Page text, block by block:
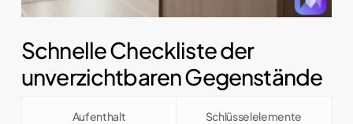
Schnelle Checkliste der
unverzichtbaren Gegenstände
Aufenthalt Schlüsselelemente